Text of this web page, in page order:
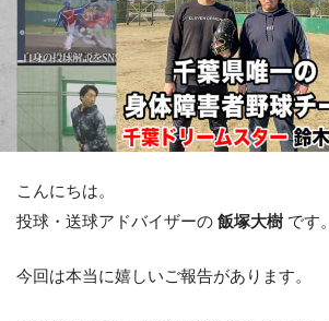
こんにちは。
投球・送球アドバイザーの 飯塚大樹 です。
今回は本当に嬉しいご報告があります。